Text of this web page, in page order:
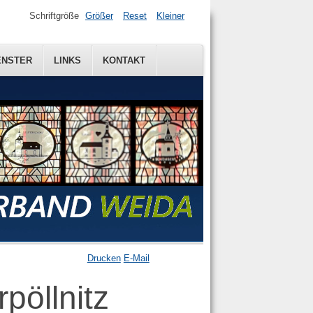
LINKS KONTAKT
LINKS KONTAKT
Schriftgröße Größer Reset Kleiner
Drucken E-Mail